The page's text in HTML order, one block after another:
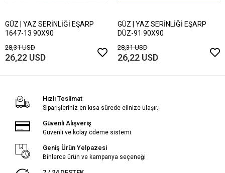
GÜZ | YAZ SERİNLİĞİ EŞARP
1647-13 90X90
28,31 USD
26,22 USD
GÜZ | YAZ SERİNLİĞİ EŞARP
DÜZ-91 90X90
28,31 USD
26,22 USD
Hızlı Teslimat
Siparişleriniz en kısa sürede elinize ulaşır.
Güvenli Alışveriş
Güvenli ve kolay ödeme sistemi
Geniş Ürün Yelpazesi
Binlerce ürün ve kampanya seçeneği